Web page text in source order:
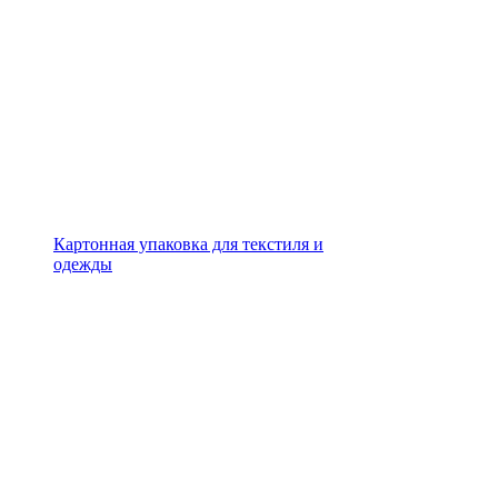
Картонная упаковка для текстиля и
одежды